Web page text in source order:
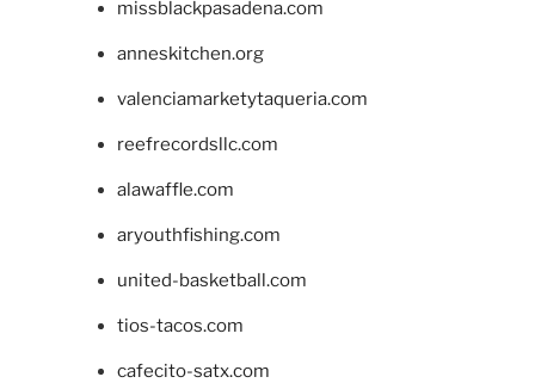
missblackpasadena.com
anneskitchen.org
valenciamarketytaqueria.com
reefrecordsllc.com
alawaffle.com
aryouthfishing.com
united-basketball.com
tios-tacos.com
cafecito-satx.com